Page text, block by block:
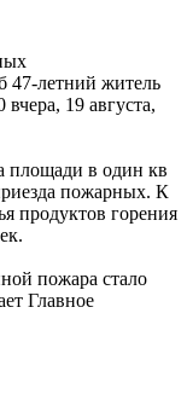
47-летний житель
19 августа,
площади в один кв
пожарных. К
продуктов горения
пожара стало
Главное